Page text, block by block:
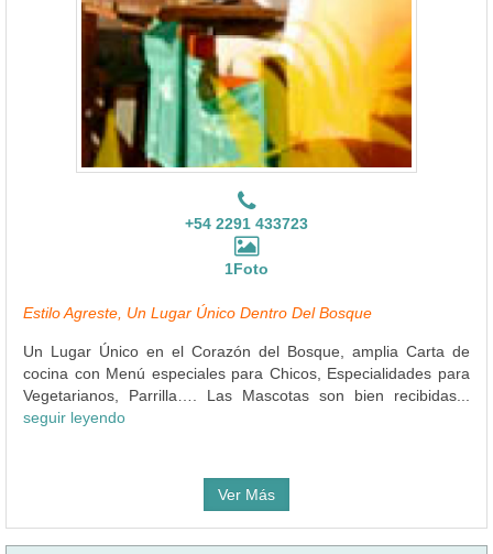
+54 2291 433723
1Foto
Estilo Agreste, Un Lugar Único Dentro Del Bosque
Un Lugar Único en el Corazón del Bosque, amplia Carta de
cocina con Menú especiales para Chicos, Especialidades para
Vegetarianos, Parrilla…. Las Mascotas son bien recibidas...
seguir leyendo
Ver Más